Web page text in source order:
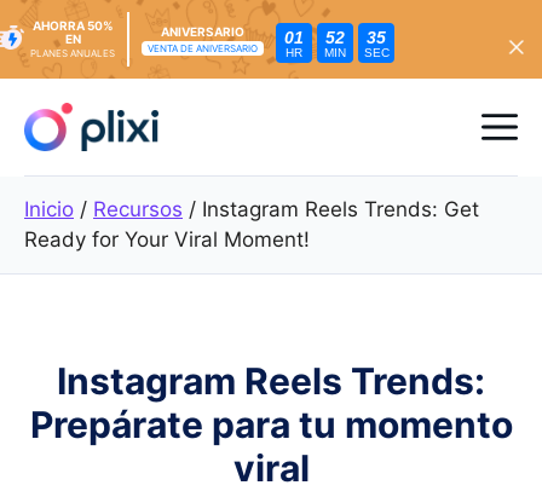
contenido
AHORRA 50%
EN
PLANES ANUALES
ANIVERSARIO
VENTA DE ANIVERSARIO
01
HR
52
MIN
33
SEC
Inicio / Recursos / Instagram Reels Trends: Get
Ready for Your Viral Moment!
Instagram Reels Trends:
Prepárate para tu momento
viral